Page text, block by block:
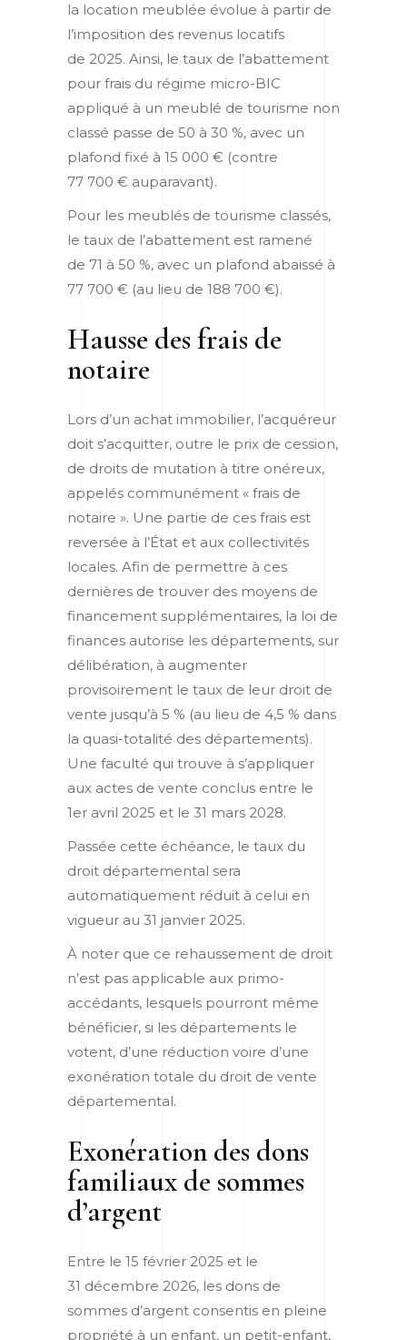
la location meublée évolue à partir de
l’imposition des revenus locatifs
de 2025. Ainsi, le taux de l’abattement
pour frais du régime micro-BIC
appliqué à un meublé de tourisme non
classé passe de 50 à 30 %, avec un
plafond fixé à 15 000 € (contre
77 700 € auparavant).
Pour les meublés de tourisme classés,
le taux de l’abattement est ramené
de 71 à 50 %, avec un plafond abaissé à
77 700 € (au lieu de 188 700 €).
Hausse des frais de
notaire
Lors d’un achat immobilier, l’acquéreur
doit s’acquitter, outre le prix de cession,
de droits de mutation à titre onéreux,
appelés communément « frais de
notaire ». Une partie de ces frais est
reversée à l’État et aux collectivités
locales. Afin de permettre à ces
dernières de trouver des moyens de
financement supplémentaires, la loi de
finances autorise les départements, sur
délibération, à augmenter
provisoirement le taux de leur droit de
vente jusqu’à 5 % (au lieu de 4,5 % dans
la quasi-totalité des départements).
Une faculté qui trouve à s’appliquer
aux actes de vente conclus entre le
1er avril 2025 et le 31 mars 2028.
Passée cette échéance, le taux du
droit départemental sera
automatiquement réduit à celui en
vigueur au 31 janvier 2025.
À noter que ce rehaussement de droit
n’est pas applicable aux primo-
accédants, lesquels pourront même
bénéficier, si les départements le
votent, d’une réduction voire d’une
exonération totale du droit de vente
départemental.
Exonération des dons
familiaux de sommes
d’argent
Entre le 15 février 2025 et le
31 décembre 2026, les dons de
sommes d’argent consentis en pleine
propriété à un enfant, un petit-enfant,